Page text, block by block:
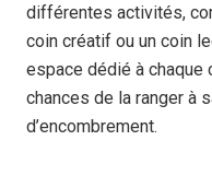
différentes activités,
coin créatif ou un coin
espace dédié à chaque
chances de la ranger à
d’encombrement.